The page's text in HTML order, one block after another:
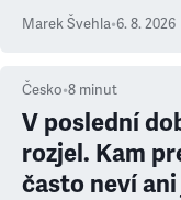
Marek Švehla•6. 8. 2026
Česko•8 minut
V poslední
rozjel. Kam
často neví